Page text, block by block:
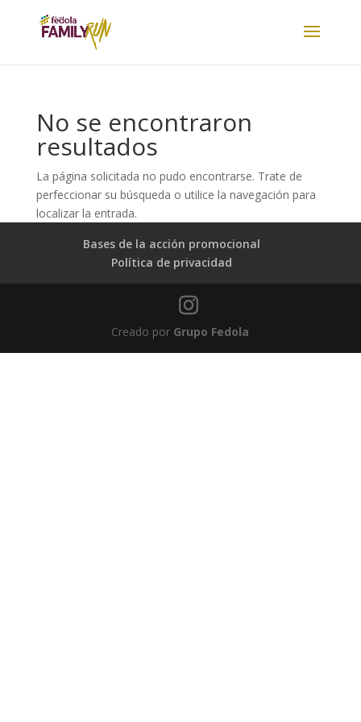
No se encontraron
resultados
La página solicitada no pudo encontrarse. Trate de
perfeccionar su búsqueda o utilice la navegación para
localizar la entrada.
Bases de la acción promocional
Política de privacidad
Creado por Grupo Fedola